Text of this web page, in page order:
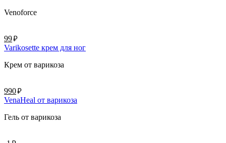
Venoforce
99руб.
Varikosette крем для ног
Крем от варикоза
990руб.
VenaHeal от варикоза
Гель от варикоза